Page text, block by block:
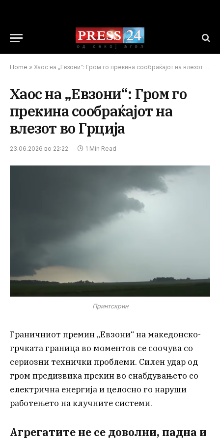
Home » Хаос на „Евзони“: Гром го прекина сообраќајот на влезот во Грција
Хаос на „Евзони“: Гром го
прекина сообраќајот на
влезот во Грција
23.06.2026 во 22:22 1 Min Read
Принтскрин
Граничниот премин „Евзони“ на македонско-
грчката граница во моментов се соочува со
сериозни технички проблеми. Силен удар од
гром предизвика прекин во снабдувањето со
електрична енергија и целосно го наруши
работењето на клучните системи.
Агрегатите не се доволни, падна и